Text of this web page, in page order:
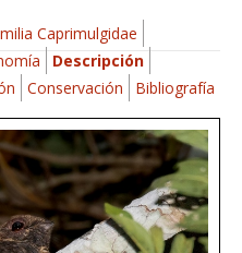
Caprimulgidae
Descripción
Conservación Bibliografía